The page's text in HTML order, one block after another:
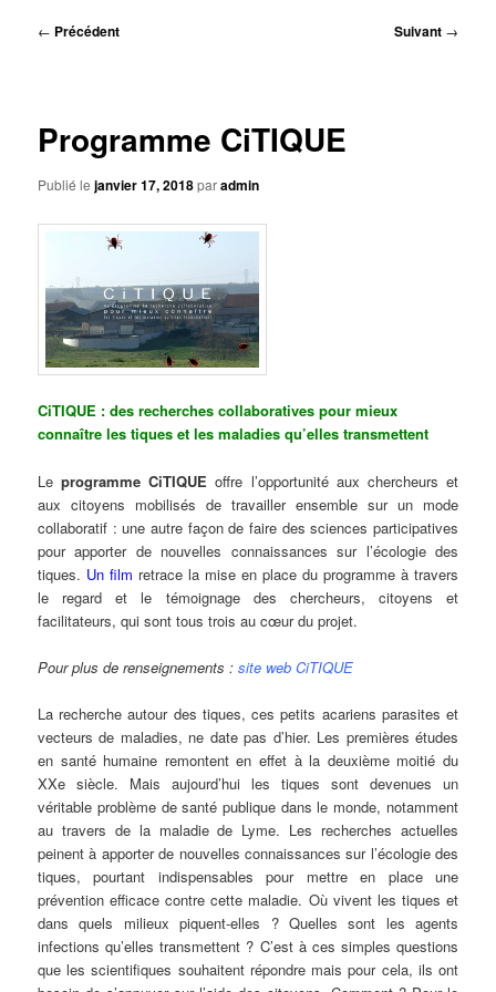
principal
Navigation
← Précédent Suivant →
Programme CiTIQUE
Publié lejanvier 17, 2018paradmin
CiTIQUE : des recherches collaboratives pour mieux
connaître les tiques et les maladies qu’elles transmettent
Leprogramme CiTIQUE offre l’opportunité aux chercheurs et
aux citoyens mobilisés de travailler ensemble sur un mode
collaboratif : une autre façon de faire des sciences participatives
pour apporter de nouvelles connaissances sur l’écologie des
tiques. Un film retrace la mise en place du programme à travers
le regard et le témoignage des chercheurs, citoyens et
facilitateurs, qui sont tous trois au cœur du projet.
Pour plus de renseignements : site web CiTIQUE
La recherche autour des tiques, ces petits acariens parasites et
vecteurs de maladies, ne date pas d’hier. Les premières études
en santé humaine remontent en effet à la deuxième moitié du
XXe siècle. Mais aujourd’hui les tiques sont devenues un
véritable problème de santé publique dans le monde, notamment
au travers de la maladie de Lyme. Les recherches actuelles
peinent à apporter de nouvelles connaissances sur l’écologie des
tiques, pourtant indispensables pour mettre en place une
prévention efficace contre cette maladie. Où vivent les tiques et
dans quels milieux piquent-elles ? Quelles sont les agents
infections qu’elles transmettent ? C’est à ces simples questions
que les scientifiques souhaitent répondre mais pour cela, ils ont